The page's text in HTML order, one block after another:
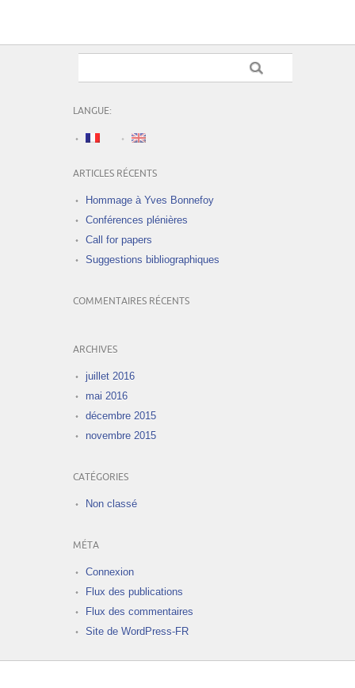
LANGUE:
ARTICLES RÉCENTS
Hommage à Yves Bonnefoy
Conférences plénières
Call for papers
Suggestions bibliographiques
COMMENTAIRES RÉCENTS
ARCHIVES
juillet 2016
mai 2016
décembre 2015
novembre 2015
CATÉGORIES
Non classé
MÉTA
Connexion
Flux des publications
Flux des commentaires
Site de WordPress-FR